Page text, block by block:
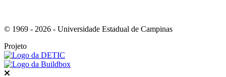
© 1969 - 2026 - Universidade Estadual de Campinas
Projeto